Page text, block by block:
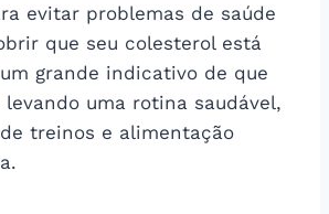
evitar problemas de saúde
que seu colesterol está
grande indicativo de que
uma rotina saudável,
treinos e alimentação